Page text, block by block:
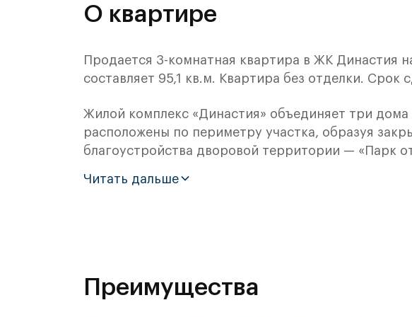
О квартире
Продается 3-комнатная квартира в ЖК Династия
составляет 95,1 кв.м. Квартира без отделки. Срок
Жилой комплекс «Династия» объединяет три
расположены по периметру участка, образуя
благоустройства дворовой территории — «Парк
городских пространств, набережных и парков.
Ваша дорога в жилой комплекс «Династия» из
Читать дальше
Преимущества